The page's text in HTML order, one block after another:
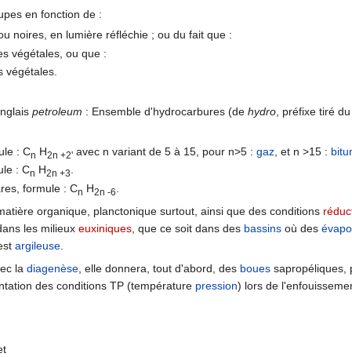
en fonction de :
noires, en lumière réfléchie ; ou du fait que :
végétales, ou que :
végétales.
petroleum : Ensemble d'hydrocarbures (de hydro , préfixe tiré
: Cn H2n +2' avec n variant de 5 à 15, pour n>5 :gaz , et n >15 :
: Cn H2n +3.
formule : Cn H2n -6
organique, planctonique surtout, ainsi que des conditions
les milieux euxiniques , que ce soit dans des bassins où des
argileuse
la diagenèse , elle donnera, tout d'abord, des boues sapropéliques,
des conditions TP (température pression) lors de